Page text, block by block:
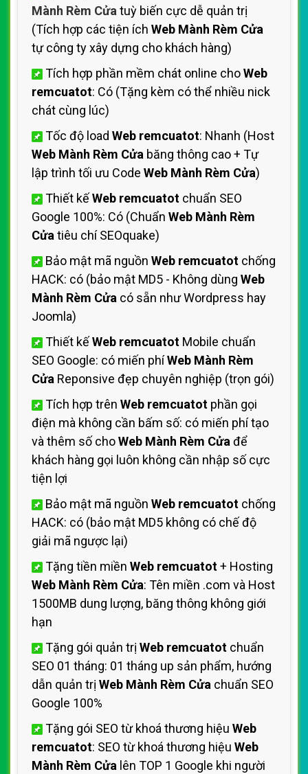
Mành Rèm Cửa tuỳ biến cực dễ quản trị
(Tích hợp các tiện ích Web Mành Rèm Cửa
tự công ty xây dựng cho khách hàng)
Tích hợp phần mềm chát online choWeb
remcuatot: Có (Tặng kèm có thể nhiều nick
chát cùng lúc)
Tốc độ load Web remcuatot: Nhanh (Host
Web Mành Rèm Cửa băng thông cao + Tự
lập trình tối ưu Code Web Mành Rèm Cửa)
Thiết kếWeb remcuatot chuẩn SEO
Google 100%: Có (Chuẩn Web Mành Rèm
Cửa tiêu chí SEOquake)
Bảo mật mã nguồn Web remcuatot chống
HACK: có (bảo mật MD5 - Không dùng Web
Mành Rèm Cửa có sẵn như Wordpress hay
Joomla)
Thiết kếWeb remcuatot Mobile chuẩn
SEO Google: có miến phíWeb Mành Rèm
Cửa Reponsive đẹp chuyên nghiệp (trọn gói)
Tích hợp trên Web remcuatot phần gọi
điện mà không cần bấm số: có miến phí tạo
và thêm số choWeb Mành Rèm Cửa để
khách hàng gọi luôn không cần nhập số cực
tiện lợi
Bảo mật mã nguồn Web remcuatot chống
HACK: có (bảo mật MD5 không có chế độ
giải mã ngược lại)
Tặng tiền miền Web remcuatot+ Hosting
Web Mành Rèm Cửa: Tên miền .com và Host
1500MB dung lượng, băng thông không giới
hạn
Tặng gói quản trị Web remcuatot chuẩn
SEO 01 tháng: 01 tháng up sản phẩm, hướng
dẫn quản trị Web Mành Rèm Cửa chuẩn SEO
Google 100%
Tặng gói SEO từ khoá thương hiệu Web
remcuatot: SEO từ khoá thương hiệu Web
Mành Rèm Cửa lên TOP 1 Google khi người